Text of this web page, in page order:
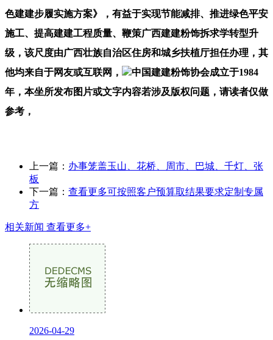
色建建步履实施方案》，有益于实现节能减排、推进绿色平安
施工、提高建建工程质量、鞭策广西建建粉饰拆求学转型升
级，该尺度由广西壮族自治区住房和城乡扶植厅担任办理，其
他均来自于网友或互联网，
中国建建粉饰协会成立于1984
年，本坐所发布图片或文字内容若涉及版权问题，请读者仅做
参考，
上一篇： 办事笼盖玉山、花桥、周市、巴城、千灯、张
板
下一篇： 查看更多可按照客户预算取结果要求定制专属
方
相关新闻 查看更多+
2026-04-29